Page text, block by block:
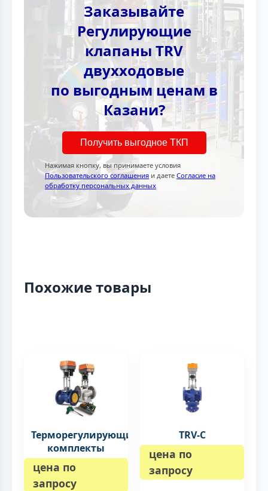
Заказывайте
Регулирующие
клапаны TRV
двухходовые
по выгодным ценам в
Казани?
Получить выгодное ТКП
Нажимая кнопку, вы принимаете условия
Пользовательского соглашения и даете Согласие на
обработку персональных данных
Похожие товары
Терморегулирующие
комплекты
цена по
запросу
TRV-C
цена по
запросу